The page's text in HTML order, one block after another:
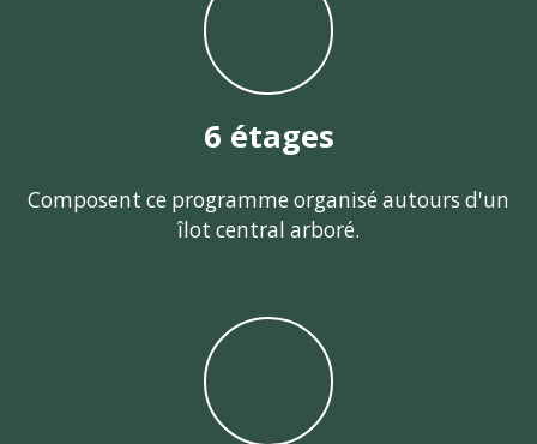
6 étages
Composent ce programme organisé autours d'un
îlot central arboré.